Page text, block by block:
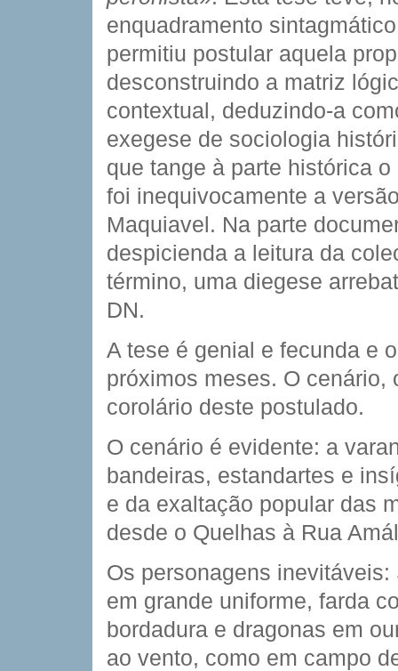
enquadramento
permitiu postular aquela
desconstruindo a matriz
contextual, deduzindo-a
exegese de sociologia
que tange à parte histórica
foi inequivocamente a
Maquiavel. Na parte
despicienda a leitura da
término, uma diegese
DN.
A tese é genial e fecunda e
próximos meses. O cenário,
corolário deste postulado.
O cenário é evidente: a
bandeiras, estandartes e
e da exaltação popular das
desde o Quelhas à Rua
Os personagens
em grande uniforme, farda
bordadura e dragonas em
ao vento, como em campo